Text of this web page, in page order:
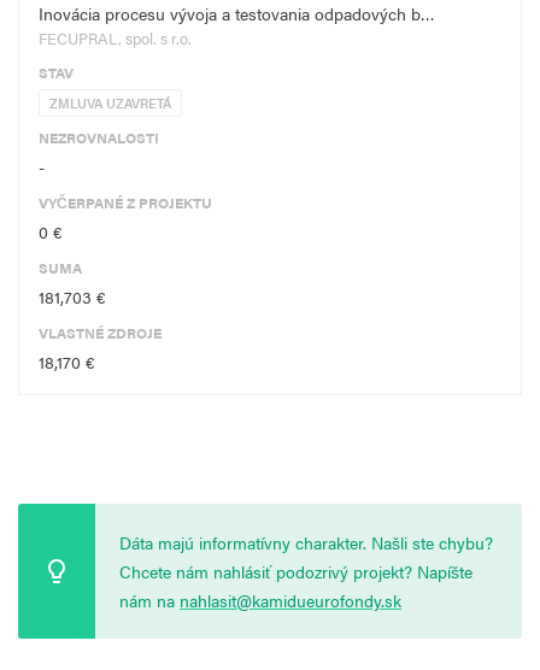
Inovácia procesu vývoja a testovania odpadových b…
FECUPRAL, spol. s r.o.
STAV
ZMLUVA UZAVRETÁ
NEZROVNALOSTI
-
VYČERPANÉ Z PROJEKTU
0 €
SUMA
181,703 €
VLASTNÉ ZDROJE
18,170 €
Dáta majú informatívny charakter. Našli ste chybu?
Chcete nám nahlásiť podozrivý projekt? Napíšte
nám na nahlasit@kamidueurofondy.sk